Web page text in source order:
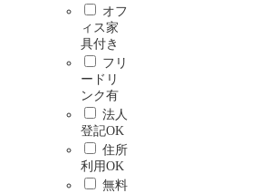
オフ
ィス家
具付き
フリ
ードリ
ンク有
法人
登記OK
住所
利用OK
無料